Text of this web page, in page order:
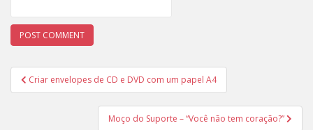
Post
navigation
Criar envelopes de CD e DVD com um papel A4
Moço do Suporte – “Você não tem coração?”